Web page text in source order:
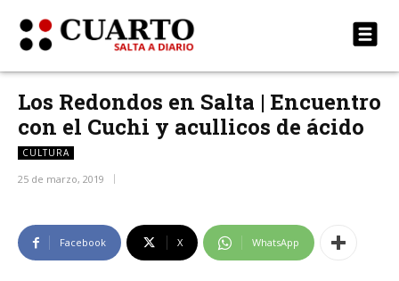
Los Redondos en Salta | Encuentro
con el Cuchi y acullicos de ácido
CULTURA
25 de marzo, 2019
Facebook X WhatsApp